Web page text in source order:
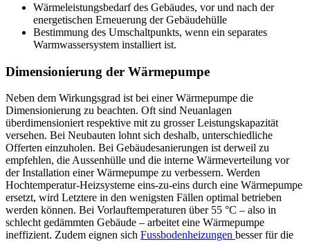
Wärmeleistungsbedarf des Gebäudes, vor und nach der
energetischen Erneuerung der Gebäudehülle
Bestimmung des Umschaltpunkts, wenn ein separates
Warmwassersystem installiert ist.
Dimensionierung der Wärmepumpe
Neben dem Wirkungsgrad ist bei einer Wärmepumpe die
Dimensionierung zu beachten. Oft sind Neuanlagen
überdimensioniert respektive mit zu grosser Leistungskapazität
versehen. Bei Neubauten lohnt sich deshalb, unterschiedliche
Offerten einzuholen. Bei Gebäudesanierungen ist derweil zu
empfehlen, die Aussenhülle und die interne Wärmeverteilung vor
der Installation einer Wärmepumpe zu verbessern. Werden
Hochtemperatur-Heizsysteme eins-zu-eins durch eine Wärmepumpe
ersetzt, wird Letztere in den wenigsten Fällen optimal betrieben
werden können. Bei Vorlauftemperaturen über 55 °C – also in
schlecht gedämmten Gebäude – arbeitet eine Wärmepumpe
ineffizient. Zudem eignen sich Fussbodenheizungen besser für die